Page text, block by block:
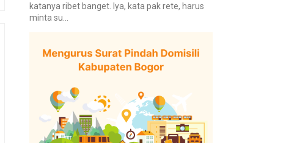
katanya ribet banget. Iya, kata pak rete, harus
minta su...